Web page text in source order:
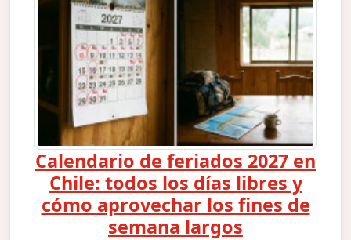
Calendario de feriados 2027 en
Chile: todos los días libres y
cómo aprovechar los fines de
semana largos